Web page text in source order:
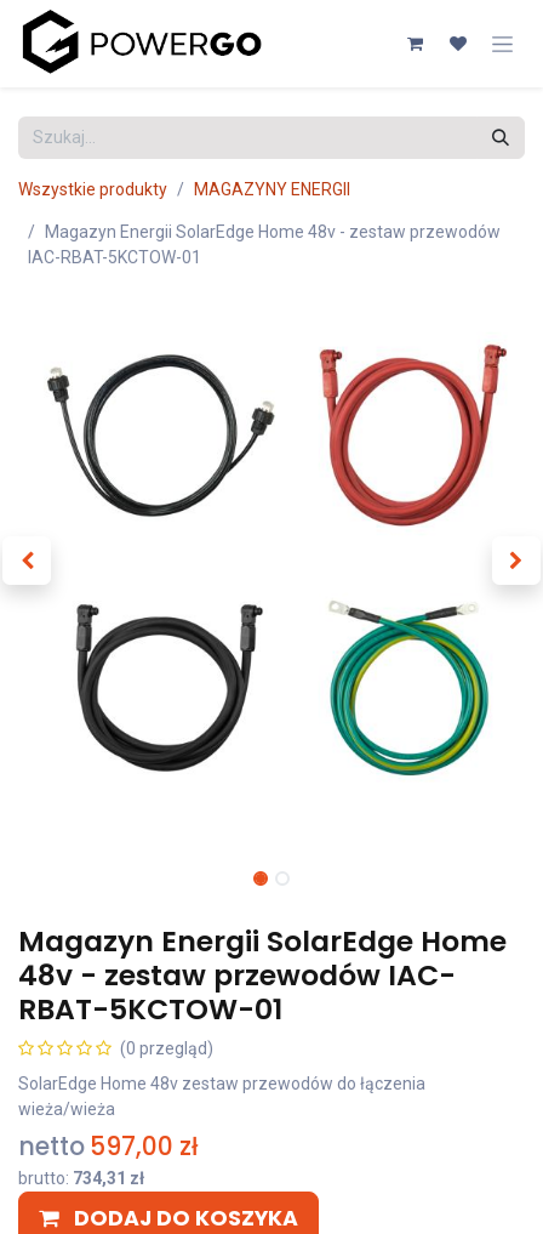
Przejdź do zawartości
Wszystkie produkty MAGAZYNY ENERGII
Magazyn Energii SolarEdge Home 48v - zestaw przewodów
IAC-RBAT-5KCTOW-01
Magazyn Energii SolarEdge Home
48v - zestaw przewodów IAC-
RBAT-5KCTOW-01
(0 przegląd)
SolarEdge Home 48v zestaw przewodów do łączenia
wieża/wieża
netto597,00 zł
brutto: 734,31 zł
DODAJ DO KOSZYKA